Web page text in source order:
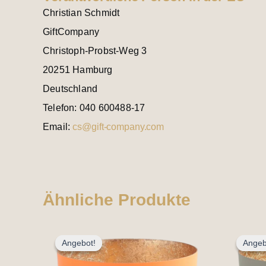
Christian Schmidt
GiftCompany
Christoph-Probst-Weg 3
20251 Hamburg
Deutschland
Telefon: 040 600488-17
Email:cs@gift-company.com
Ähnliche Produkte
Angebot!
Angebot!
Preis
war:
12,95 €
Preis
ist:
9,95 €.